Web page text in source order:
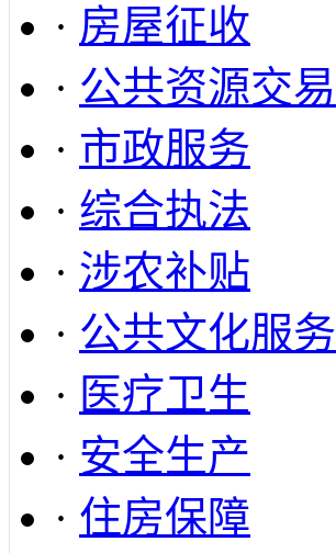
· 房屋征收
· 公共资源交易
· 市政服务
· 综合执法
· 涉农补贴
· 公共文化服务
· 医疗卫生
· 安全生产
· 住房保障